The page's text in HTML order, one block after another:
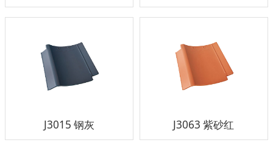
J3015 钢灰 J3063 紫砂红